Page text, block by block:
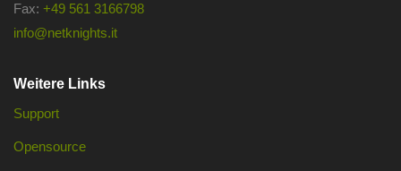
Fax: +49 561 3166798
info@netknights.it
Weitere Links
Support
Opensource